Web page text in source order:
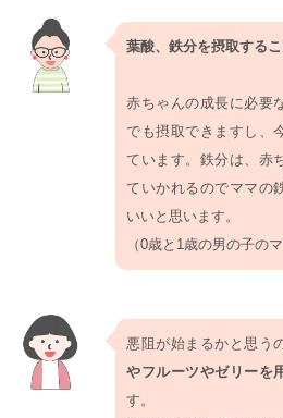
葉酸、鉄分を摂取する
赤ちゃんの成長に必要
でも摂取できますし、
ています。鉄分は、赤
ていかれるのでママの
いいと思います。
（0歳と1歳の男の子のマ
悪阻が始まるかと思う
やフルーツやゼリーを
す。